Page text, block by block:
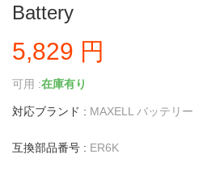
Battery
5,829 円
可用 :在庫有り
対応ブランド : MAXELL バッテリー
互換部品番号 : ER6K